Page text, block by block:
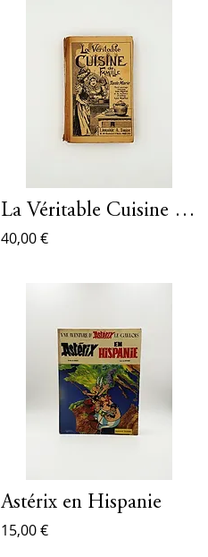
La Véritable Cuisine de Famille
40,00 €
Astérix en Hispanie
15,00 €